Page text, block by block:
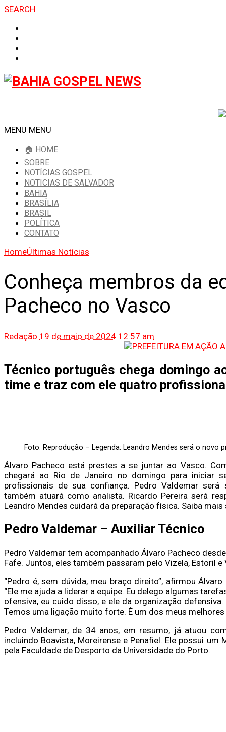
SEARCH
MENU MENU
🏠 HOME
SOBRE
NOTÍCIAS GOSPEL
NOTICIAS DE SALVADOR
BAHIA
BRASÍLIA
BRASIL
POLÍTICA
CONTATO
HomeÚltimas Notícias
Conheça membros da
Pacheco no Vasco
Redação 19 de maio de 2024 12:57 am
Técnico português chega domingo
time e traz com ele quatro
Foto: Reprodução – Legenda: Leandro Mendes será o
Álvaro Pacheco está prestes a se juntar ao Vasco.
chegará ao Rio de Janeiro no domingo para iniciar
profissionais de sua confiança. Pedro Valdemar será
também atuará como analista. Ricardo Pereira será
Leandro Mendes cuidará da preparação física. Saiba
Pedro Valdemar – Auxiliar Técnico
Pedro Valdemar tem acompanhado Álvaro Pacheco
Fafe. Juntos, eles também passaram pelo Vizela, Estoril
“Pedro é, sem dúvida, meu braço direito”, afirmou
“Ele me ajuda a liderar a equipe. Eu delego algumas
ofensiva, eu cuido disso, e ele da organização
Temos uma ligação muito forte. É um dos meus melhores
Pedro Valdemar, de 34 anos, em resumo, já atuou
incluindo Boavista, Moreirense e Penafiel. Ele possui
pela Faculdade de Desporto da Universidade do Porto.